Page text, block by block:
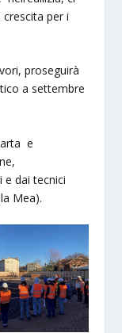
per i
proseguirà
a settembre
e
e dai tecnici
Mea).